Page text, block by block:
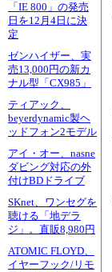
「IE 800」の発売
日を12月4日に決
定
ゼンハイザー、実
売13,000円の新カ
ナル型「CX985」
ティアック、
beyerdynamic製ヘ
ッドフォン2モデル
アイ・オー、nasne
ダビング対応の外
付けBDドライブ
SKnet、ワンセグを
聴ける「地デラ
ジ」。直販8,980円
ATOMIC FLOYD、
イヤーフック/リモ